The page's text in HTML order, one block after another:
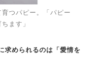
つパピー。「パピー
ます」
求められるのは「愛情を